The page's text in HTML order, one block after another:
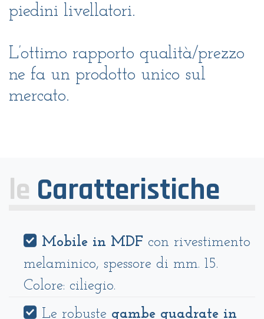
piedini livellatori.
L’ottimo rapporto qualità/prezzo
ne fa un prodotto unico sul
mercato.
le Caratteristiche
Mobile in MDF con rivestimento
melaminico, spessore di mm. 15.
Colore: ciliegio.
Le robuste gambe quadrate in